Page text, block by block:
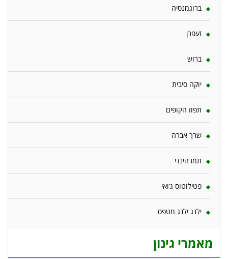
ברוגמנסיה
זעפרן
ברוש
יוקה סיבית
תפוז הקופים
שרך אברה
תמרהינדי
פטילוטוס ג’ואי
ילנג ילנג מטפס
מאמרי גינון